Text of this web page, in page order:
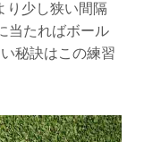
り少し狭い間隔
当たればボール
秘訣はこの練習